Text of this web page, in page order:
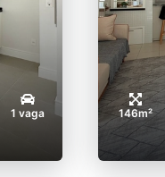
1 vaga 146m²